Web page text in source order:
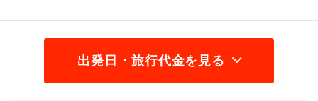
出発日・旅行代金を見る
おひとり様参
おひとり様限定でご参加いただけるコー
1名様1室同代
1名様1室利用でも追加料金がかからない